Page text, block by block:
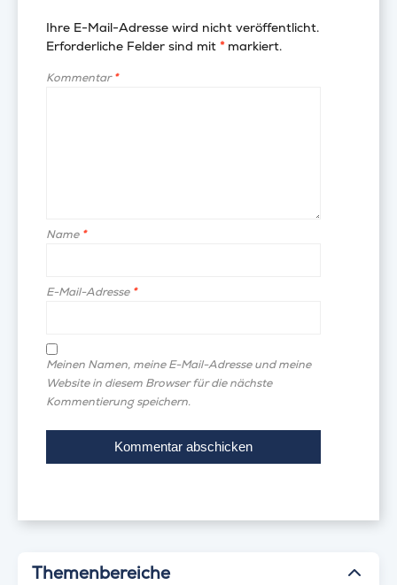
Ihre E-Mail-Adresse wird nicht veröffentlicht.
Erforderliche Felder sind mit *markiert.
Kommentar*
Name *
E-Mail-Adresse *
Meinen Namen, meine E-Mail-Adresse und meine
Website in diesem Browser für die nächste
Kommentierung speichern.
Themenbereiche